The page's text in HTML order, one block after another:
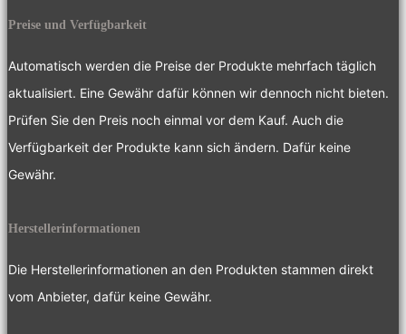
Preise und Verfügbarkeit
Automatisch werden die Preise der Produkte mehrfach täglich
aktualisiert. Eine Gewähr dafür können wir dennoch nicht bieten.
Prüfen Sie den Preis noch einmal vor dem Kauf. Auch die
Verfügbarkeit der Produkte kann sich ändern. Dafür keine
Gewähr.
Herstellerinformationen
Die Herstellerinformationen an den Produkten stammen direkt
vom Anbieter, dafür keine Gewähr.